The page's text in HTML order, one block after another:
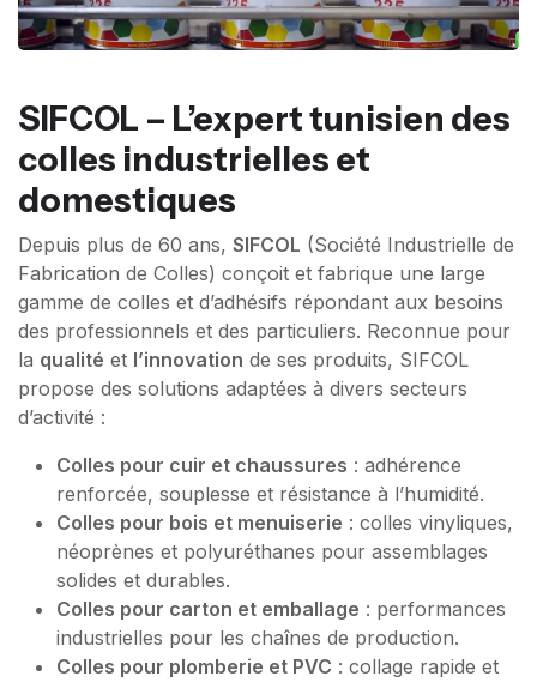
SIFCOL – L’expert tunisien des
colles industrielles et
domestiques
Depuis plus de 60 ans, SIFCOL (Société Industrielle de
Fabrication de Colles) conçoit et fabrique une large
gamme de colles et d’adhésifs répondant aux besoins
des professionnels et des particuliers. Reconnue pour
la qualité et l’innovation de ses produits, SIFCOL
propose des solutions adaptées à divers secteurs
d’activité :
Colles pour cuir et chaussures : adhérence
renforcée, souplesse et résistance à l’humidité.
Colles pour bois et menuiserie : colles vinyliques,
néoprènes et polyuréthanes pour assemblages
solides et durables.
Colles pour carton et emballage : performances
industrielles pour les chaînes de production.
Colles pour plomberie et PVC : collage rapide et